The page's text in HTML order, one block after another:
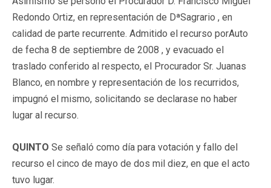
Redondo Ortiz, en representación de DªSagrario , en
calidad de parte recurrente. Admitido el recurso porAuto
de fecha 8 de septiembre de 2008 , y evacuado el
traslado conferido al respecto, el Procurador Sr. Juanas
Blanco, en nombre y representación de los recurridos,
impugnó el mismo, solicitando se declarase no haber
lugar al recurso.
QUINTO Se señaló como día para votación y fallo del
recurso el cinco de mayo de dos mil diez, en que el acto
tuvo lugar.